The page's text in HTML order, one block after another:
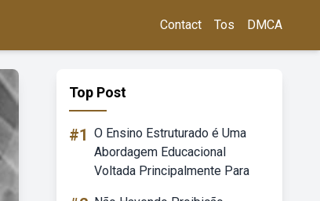
Contact Tos DMCA
Top Post
#1 O Ensino Estruturado é Uma
Abordagem Educacional
Voltada Principalmente Para